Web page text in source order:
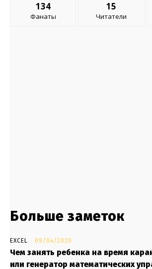
134
Фанаты
15
Читатели
Больше заметок
EXCEL 09/04/2020
Чем занять ребенка на время
или генератор математических